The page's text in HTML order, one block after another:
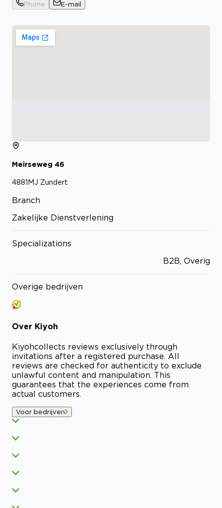
Phone
E-mail
Meirseweg 46
4881MJ Zundert
Branch
Zakelijke Dienstverlening
Specializations
B2B, Overig
Overige bedrijven
Over Kiyoh
Kiyohcollects reviews exclusively through
invitations after a registered purchase. All
reviews are checked for authenticity to exclude
unlawful content and manipulation. This
guarantees that the experiences come from
actual customers.
Voor bedrijven